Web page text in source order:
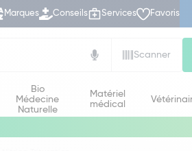
Marques Conseils Services Favoris
Scanner
Bio
Médecine
Naturelle
Matériel
médical